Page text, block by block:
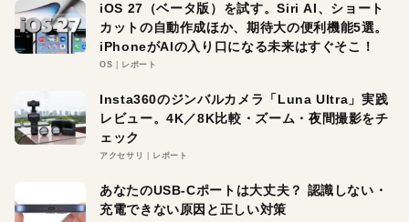
iOS 27（ベータ版）を試す。Siri AI、ショート
カットの自動作成ほか、期待大の便利機能5選。
iPhoneがAIの入り口になる未来はすぐそこ！
OS レポート
Insta360のジンバルカメラ「Luna Ultra」実践
レビュー。4K／8K比較・ズーム・夜間撮影をチ
ェック
アクセサリ レポート
あなたのUSB-Cポートは大丈夫？ 認識しない・
充電できない原因と正しい対策